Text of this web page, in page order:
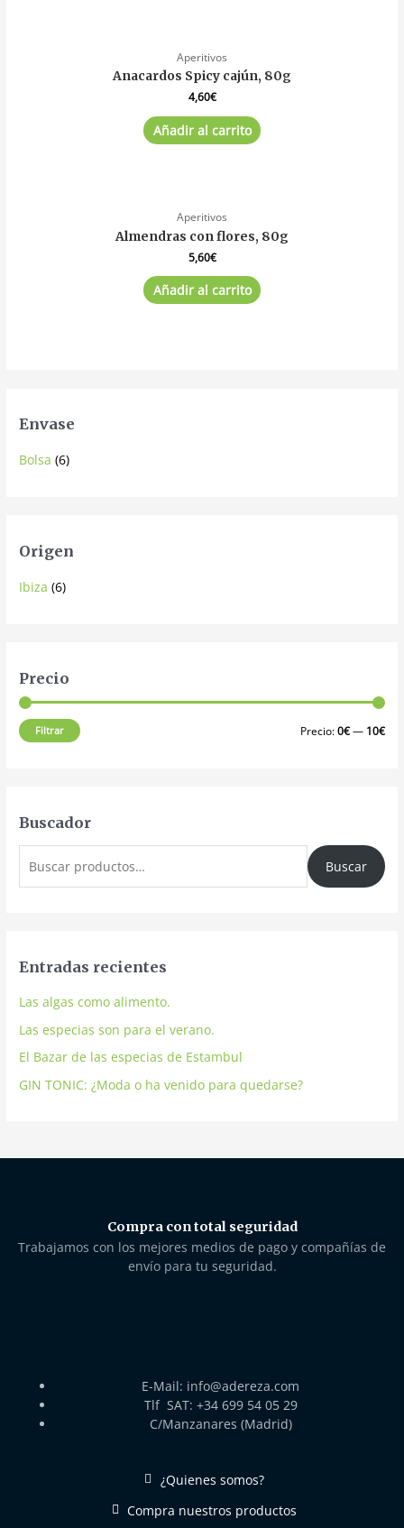
Aperitivos
Anacardos Spicy cajún, 80g
4,60€
Añadir al carrito
Aperitivos
Almendras con flores, 80g
5,60€
Añadir al carrito
Envase
Bolsa (6)
Origen
Ibiza (6)
Precio
Filtrar Precio:0€— 10€
Buscador
Buscar
Entradas recientes
Las algas como alimento.
Las especias son para el verano.
El Bazar de las especias de Estambul
GIN TONIC: ¿Moda o ha venido para quedarse?
Compra con total seguridad
Trabajamos con los mejores medios de pago y compañías de
envío para tu seguridad.
E-Mail: info@adereza.com
Tlf SAT: +34 699 54 05 29
C/Manzanares (Madrid)
¿Quienes somos?
Compra nuestros productos